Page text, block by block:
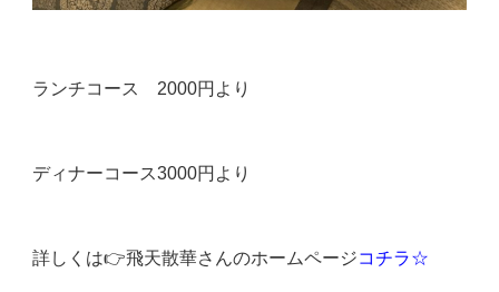
ランチコース 2000円より
ディナーコース3000円より
詳しくは👉飛天散華さんのホームページコチラ☆